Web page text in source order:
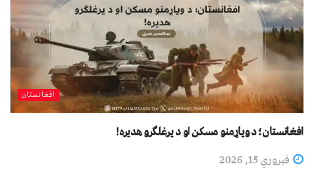
افغانستان
افغانستان؛ د ویاړمنو مسکن او د یرغلګرو هدیره!
فبروري 15, 2026